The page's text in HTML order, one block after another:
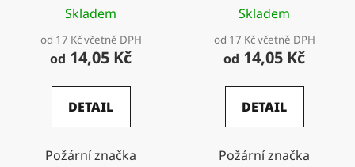
Skladem
od 17 Kč včetně DPH
od 14,05 Kč
DETAIL
Požární značka
Skladem
od 17 Kč včetně DPH
od 14,05 Kč
DETAIL
Požární značka